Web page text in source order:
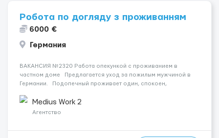
Робота по догляду з проживанням
6000 €
Германия
ВАКАНСИЯ №2320 Работа опекункой с проживанием в
частном доме Предлагается уход за пожилым мужчиной в
Германии. Подопечный проживает один, спокоен,
повседневных делах и поддержка распорядка дня. &nbs...
Medius Work 2
Агентство